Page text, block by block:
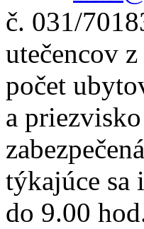
č. 031/
utečencov
počet
a
týkajúce sa
do 9.00